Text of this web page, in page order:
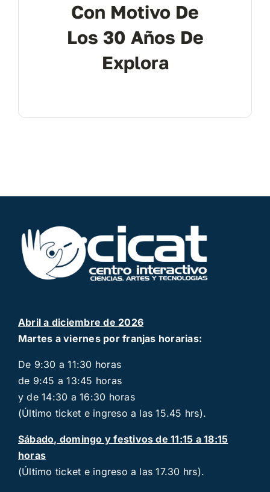
Con Motivo De
Los 30 Años De
Explora
Abril a diciembre de 2026
Martes a viernes por franjas horarias:
De 9:30 a 11:30 horas
de 9:45 a 13:45 horas
y de 14:30 a 16:30 horas
(Último ticket e ingreso a las 15.45 hrs).
Sábado, domingo y festivos de 11:15 a 18:15
horas
(Último ticket e ingreso a las 17.30 hrs).